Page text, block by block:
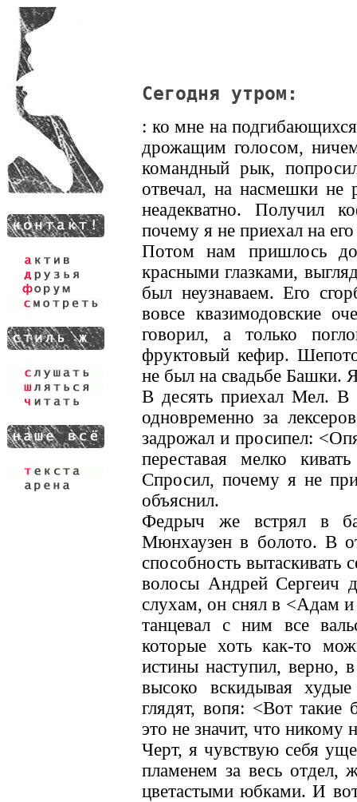
Сегодня утром:
: ко мне на
дрожащим голосом,
командный рык,
отвечал, на насмешки не
неадекватно. Получил
почему я не приехал на
Потом нам пришлось
красными глазками,
был неузнаваем. Его
вовсе квазимодовские
говорил, а только
фруктовый кефир.
не был на свадьбе Башки.
В десять приехал Мел. В
одновременно за
задрожал и просипел:
переставая мелко
Спросил, почему я не
объяснил.
Федрыч же встрял в
Мюнхаузен в болото. В
способность вытаскивать
волосы Андрей Сергеич
слухам, он снял в <Адам и
танцевал с ним все
которые хоть как-то
истины наступил, верно,
высоко вскидывая
глядят, вопя: <Вот
это не значит, что никому
Черт, я чувствую себя
пламенем за весь отдел,
цветастыми юбками. И